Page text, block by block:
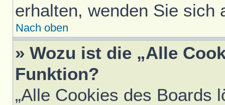
erhalten, wenden Sie sich
Nach oben
» Wozu ist die „Alle
Funktion?
„Alle Cookies des Boards